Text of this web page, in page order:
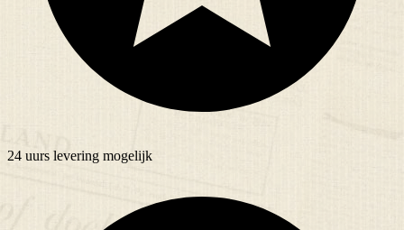
24 uurs levering mogelijk